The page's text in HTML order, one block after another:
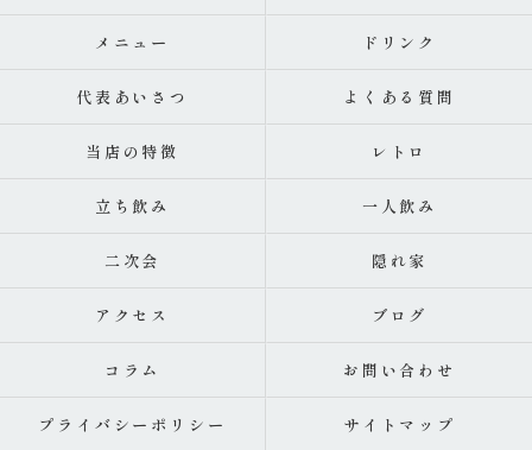
メニュー ドリンク
代表あいさつ よくある質問
当店の特徴 レトロ
立ち飲み 一人飲み
二次会 隠れ家
アクセス ブログ
コラム お問い合わせ
プライバシーポリシー サイトマップ